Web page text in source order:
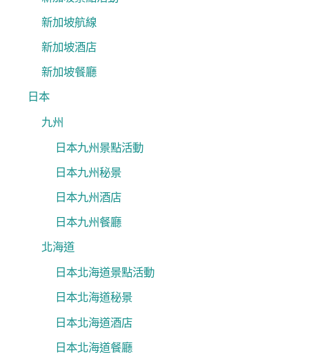
新加坡航線
新加坡酒店
新加坡餐廳
日本
九州
日本九州景點活動
日本九州秘景
日本九州酒店
日本九州餐廳
北海道
日本北海道景點活動
日本北海道秘景
日本北海道酒店
日本北海道餐廳